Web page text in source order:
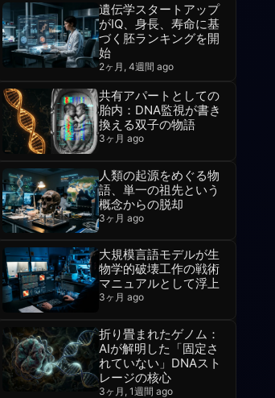
遺伝学スタートアップ
がIQ、身長、寿命に基
づく胚ランキングを開
始
2ヶ月, 4週間 ago
共有アパートとしての
胎内：DNA監視が書き
換える双子の物語
3ヶ月 ago
人類の起源をめぐる物
語、単一の祖先という
概念からの脱却
3ヶ月 ago
大規模言語モデルが生
物学的破壊工作の戦術
マニュアルとして浮上
3ヶ月 ago
折り畳まれたゲノム：
AIが解明した「固定さ
れていない」DNAスト
レージの核心
3ヶ月, 1週間 ago